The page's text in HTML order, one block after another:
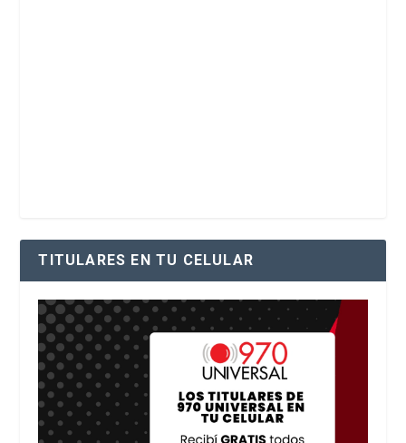
TITULARES EN TU CELULAR